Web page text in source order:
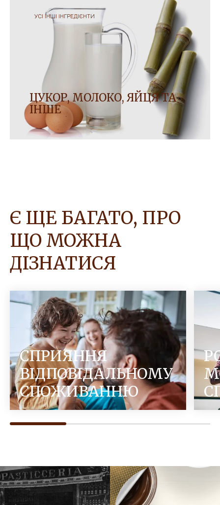
УСІ ІНШІ ІНГРЕДІЄНТИ
ЦУКОР, МОЛОКО, ЯЙЦЯ ТА
ІНШЕ
Дізнайтеся про інші наші інгредієнти та про те,
як ми працюємо над їх закупівлею, піклуючись
Є ЩЕ БАГАТО, ПРО
ЩО МОЖНА
ДІЗНАТИСЯ
СПРИЯННЯ
ВІДПОВІДАЛЬНОМУ
СПОЖИВАННЮ